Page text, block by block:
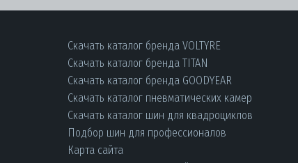
Скачать каталог бренда VOLTYRE
Скачать каталог бренда TITAN
Скачать каталог бренда GOODYEAR
Скачать каталог пневматических камер
Скачать каталог шин для квадроциклов
Подбор шин для профессионалов
Карта сайта